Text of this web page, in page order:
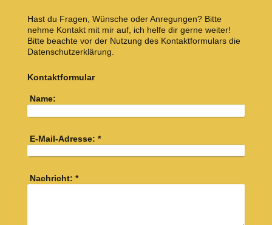
Hast du Fragen, Wünsche oder Anregungen? Bitte
nehme Kontakt mit mir auf, ich helfe dir gerne weiter!
Bitte beachte vor der Nutzung des Kontaktformulars die
Datenschutzerklärung.
Kontaktformular
Name:
E-Mail-Adresse: *
Nachricht: *